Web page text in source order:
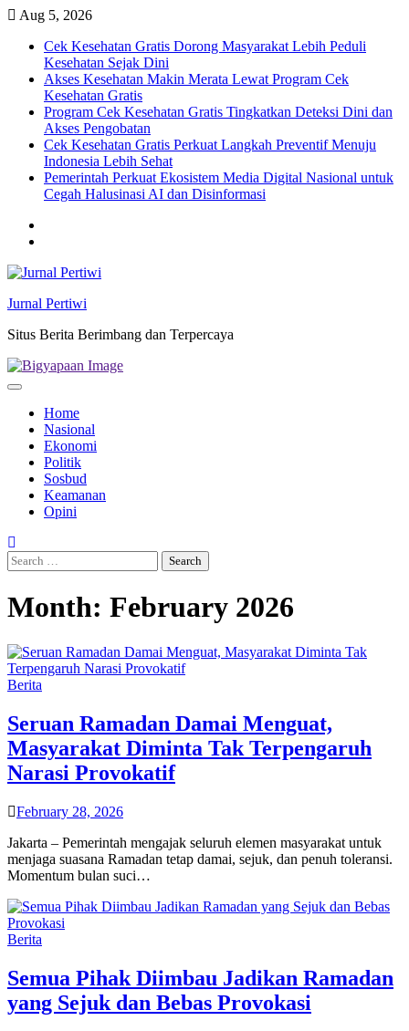
Skip
content
Aug 5, 2026
Cek Kesehatan Gratis Dorong Masyarakat Lebih Peduli
Kesehatan Sejak Dini
Akses Kesehatan Makin Merata Lewat Program Cek
Kesehatan Gratis
Program Cek Kesehatan Gratis Tingkatkan Deteksi Dini dan
Akses Pengobatan
Cek Kesehatan Gratis Perkuat Langkah Preventif Menuju
Indonesia Lebih Sehat
Pemerintah Perkuat Ekosistem Media Digital Nasional untuk
Cegah Halusinasi AI dan Disinformasi
Jurnal Pertiwi
Situs Berita Berimbang dan Terpercaya
Home
Nasional
Ekonomi
Politik
Sosbud
Keamanan
Opini
Search
for:
Month: February 2026
Berita
Seruan Ramadan Damai Menguat,
Masyarakat Diminta Tak Terpengaruh
Narasi Provokatif
February 28, 2026
Jakarta – Pemerintah mengajak seluruh elemen masyarakat untuk
menjaga suasana Ramadan tetap damai, sejuk, dan penuh toleransi.
Momentum bulan suci…
Berita
Semua Pihak Diimbau Jadikan Ramadan
yang Sejuk dan Bebas Provokasi